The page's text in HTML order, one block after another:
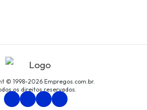
© 1998-2026 Empregos.com.br.
os direitos reservados.